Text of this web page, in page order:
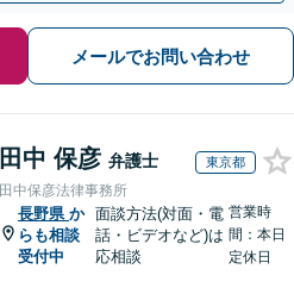
メールでお問い合わせ
田中 保彦 弁護士 東京都
田中保彦法律事務所
長野県 か
らも相談
受付中
面談方法(対面・電
話・ビデオなど)は
応相談
営業時
間：本日
定休日